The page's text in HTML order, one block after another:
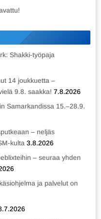
Shakki-työpaja
14 joukkuetta –
9.8. saakka! 7.8.2026
Samarkandissa 15.–28.9.
– neljäs
kulta 3.8.2026
– seuraa yhden
ja palvelut on